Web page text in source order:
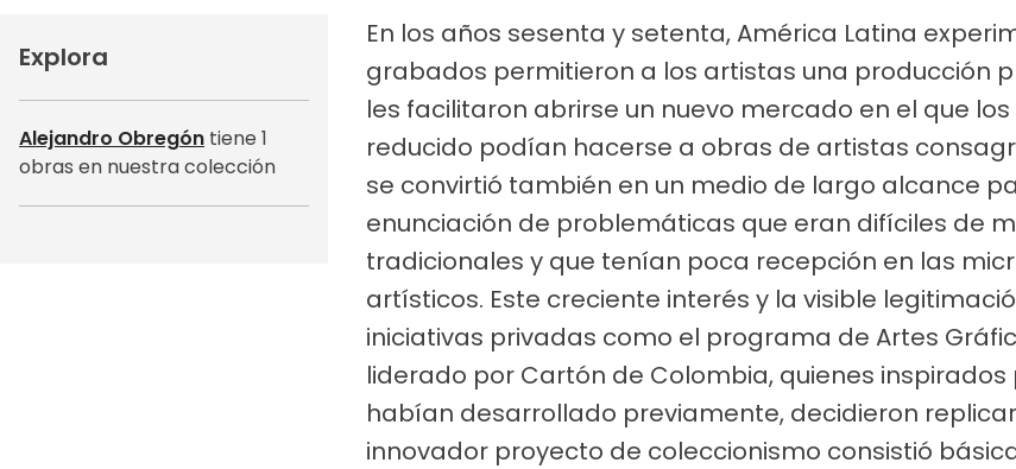
En los años sesenta y setenta, América Latina
grabados permitieron a los artistas una producción
les facilitaron abrirse un nuevo mercado en el que
reducido podían hacerse a obras de artistas
se convirtió también en un medio de largo alcance
enunciación de problemáticas que eran difíciles de
tradicionales y que tenían poca recepción en las
artísticos. Este creciente interés y la visible
iniciativas privadas como el programa de Artes
liderado por Cartón de Colombia, quienes
habían desarrollado previamente, decidieron replicar
innovador proyecto de coleccionismo consistió
Explora
Alejandro Obregón tiene 1
obras en nuestra colección